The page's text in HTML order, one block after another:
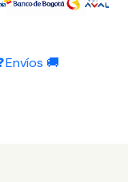
Envíos 🚚